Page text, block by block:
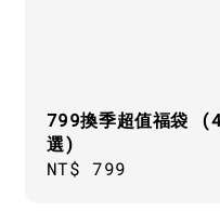
799換季超值福袋
選)
Regular
NT$ 799